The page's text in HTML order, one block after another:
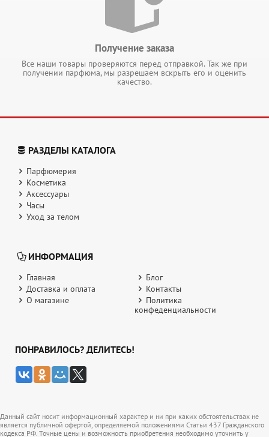
Получение заказа
Все наши товары проверяются перед отправкой. Так же при
получении парфюма, мы разрешаем вскрыть его и оценить
качество.
РАЗДЕЛЫ КАТАЛОГА
Парфюмерия
Косметика
Аксессуары
Часы
Уход за телом
ИНФОРМАЦИЯ
Главная
Блог
Доставка и оплата
Контакты
О магазине
Политика
конфеденциальности
ПОНРАВИЛОСЬ? ДЕЛИТЕСЬ!
Данный сайт носит информационный характер и ни при каких обстоятельствах не
является публичной офертой, определяемой положениями Статьи 437 Гражданского
кодекса РФ. Точные цены и возможность приобретения необходимо уточнить у